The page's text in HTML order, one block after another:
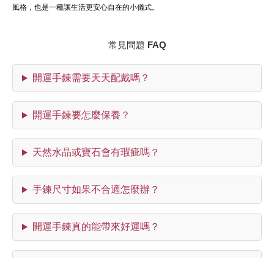
風格，也是一種讓生活更安心自在的小儀式。
常見問題 FAQ
開運手鍊需要天天配戴嗎？
開運手鍊要怎麼保養？
天然水晶或寶石會有瑕疵嗎？
手鍊尺寸如果不合適怎麼辦？
開運手鍊真的能帶來好運嗎？